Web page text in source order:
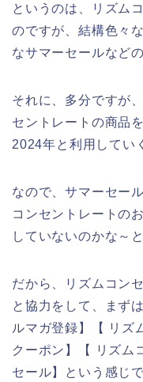
というのは、リズム
のですが、結構色々
なサマーセールなど
それに、多分ですが
セントレートの商品
2024年と利用してい
なので、サマーセー
コンセントレートの
していないのかな～
だから、リズムコン
と協力をして、まず
ルマガ登録】【 リズ
クーポン】【 リズム
セール】という感じ